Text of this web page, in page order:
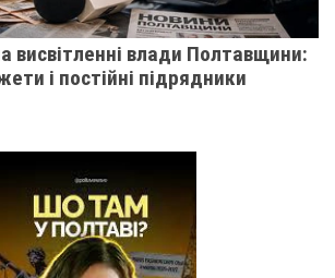
висвітленні влади Полтавщини:
і постійні підрядники